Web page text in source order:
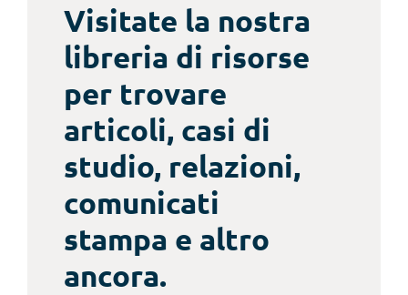
Visitate la nostra
libreria di risorse
per trovare
articoli, casi di
studio, relazioni,
comunicati
stampa e altro
ancora.